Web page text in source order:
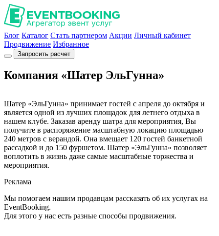
Блог Каталог Стать партнером Акции Личный кабинет
Продвижение Избранное
Запросить расчет
Компания «Шатер ЭльГунна»
Шатер «ЭльГунна» принимает гостей с апреля до октября и
является одной из лучших площадок для летнего отдыха в
нашем клубе. Заказав аренду шатра для мероприятия, Вы
получите в распоряжение масштабную локацию площадью
240 метров с верандой. Она вмещает 120 гостей банкетной
рассадкой и до 150 фуршетом. Шатер «ЭльГунна» позволяет
воплотить в жизнь даже самые масштабные торжества и
мероприятия.
Реклама
Мы помогаем нашим продавцам рассказать об их услугах на
EventBooking.
Для этого у нас есть разные способы продвижения.